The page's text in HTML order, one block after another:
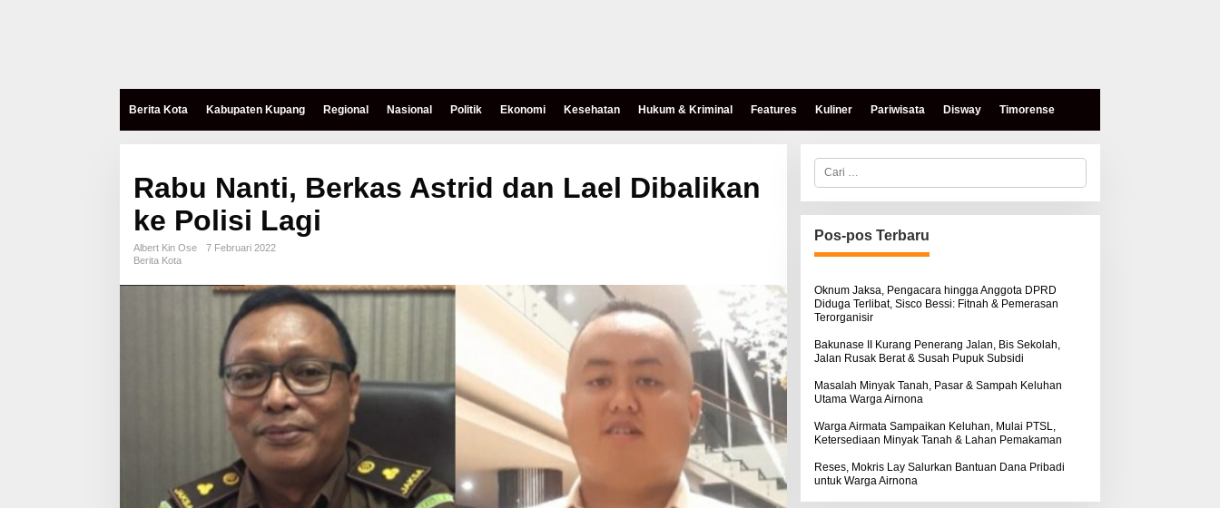
Berita Kota Kabupaten Kupang Regional Nasional Politik Ekonomi Kesehatan Hukum & Kriminal Features Kuliner Pariwisata Disway Timorense
Rabu Nanti, Berkas Astrid dan Lael Dibalikan
ke Polisi Lagi
Albert Kin Ose
7 Februari 2022
Berita Kota
C
r
i
u
n
u
:
Pos-pos Terbaru
Oknum Jaksa, Pengacara hingga Anggota DPRD
Diduga Terlibat, Sisco Bessi: Fitnah & Pemerasan
Terorganisir
Bakunase II Kurang Penerang Jalan, Bis Sekolah,
Jalan Rusak Berat & Susah Pupuk Subsidi
Masalah Minyak Tanah, Pasar & Sampah Keluhan
Utama Warga Airnona
Warga Airmata Sampaikan Keluhan, Mulai PTSL,
Ketersediaan Minyak Tanah & Lahan Pemakaman
Reses, Mokris Lay Salurkan Bantuan Dana Pribadi
untuk Warga Airnona